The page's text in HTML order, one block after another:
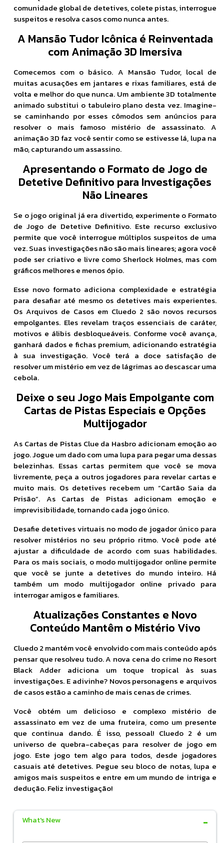
comunidade global de detetives, colete pistas, interrogue
suspeitos e resolva casos como nunca antes.
A Mansão Tudor Icônica é Reinventada
com Animação 3D Imersiva
Comecemos com o básico. A Mansão Tudor, local de
muitas acusações em jantares e rixas familiares, está de
volta e melhor do que nunca. Um ambiente 3D totalmente
animado substitui o tabuleiro plano desta vez. Imagine-
se caminhando por esses cômodos sem anúncios para
resolver o mais famoso mistério de assassinato. A
animação 3D faz você sentir como se estivesse lá, lupa na
mão, capturando um assassino.
Apresentando o Formato de Jogo de
Detetive Definitivo para Investigações
Não Lineares
Se o jogo original já era divertido, experimente o Formato
de Jogo de Detetive Definitivo. Este recurso exclusivo
permite que você interrogue múltiplos suspeitos de uma
vez. Suas investigações não são mais lineares; agora você
pode ser criativo e livre como Sherlock Holmes, mas com
gráficos melhores e menos ópio.
Esse novo formato adiciona complexidade e estratégia
para desafiar até mesmo os detetives mais experientes.
Os Arquivos de Casos em Cluedo 2 são novos recursos
empolgantes. Eles revelam traços essenciais de caráter,
motivos e álibis desbloqueáveis. Conforme você avança,
ganhará dados e fichas premium, adicionando estratégia
à sua investigação. Você terá a doce satisfação de
resolver um mistério em vez de lágrimas ao descascar uma
cebola.
Deixe o seu Jogo Mais Empolgante com
Cartas de Pistas Especiais e Opções
Multijogador
As Cartas de Pistas Clue da Hasbro adicionam emoção ao
jogo. Jogue um dado com uma lupa para pegar uma dessas
belezinhas. Essas cartas permitem que você se mova
livremente, peça a outros jogadores para revelar cartas e
muito mais. Os detetives recebem um “Cartão Saia da
Prisão”. As Cartas de Pistas adicionam emoção e
imprevisibilidade, tornando cada jogo único.
Desafie detetives virtuais no modo de jogador único para
resolver mistérios no seu próprio ritmo. Você pode até
ajustar a dificuldade de acordo com suas habilidades.
Para os mais sociais, o modo multijogador online permite
que você se junte a detetives do mundo inteiro. Há
também um modo multijogador online privado para
interrogar amigos e familiares.
Atualizações Constantes e Novo
Conteúdo Mantêm o Mistério Vivo
Cluedo 2 mantém você envolvido com mais conteúdo após
pensar que resolveu tudo. A nova cena do crime no Resort
Black Adder adiciona um toque tropical às suas
investigações. E adivinhe? Novos personagens e arquivos
de casos estão a caminho de mais cenas de crimes.
Você obtém um delicioso e complexo mistério de
assassinato em vez de uma fruteira, como um presente
que continua dando. É isso, pessoal! Cluedo 2 é um
universo de quebra-cabeças para resolver de jogo em
jogo. Este jogo tem algo para todos, desde jogadores
casuais até detetives. Pegue seu bloco de notas, lupa e
amigos mais suspeitos e entre em um mundo de intriga e
dedução. Feliz investigação!
What's New